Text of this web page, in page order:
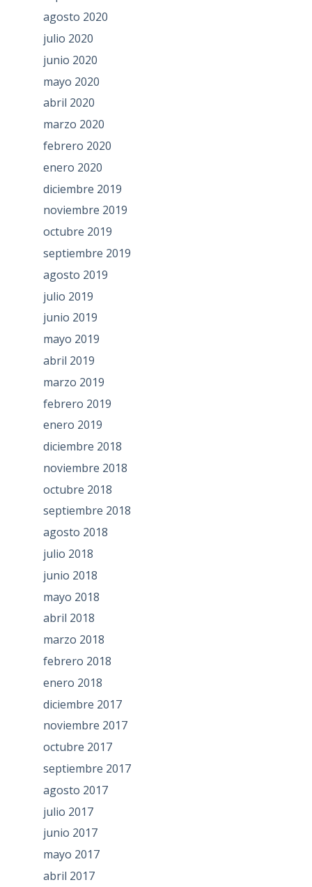
agosto 2020
julio 2020
junio 2020
mayo 2020
abril 2020
marzo 2020
febrero 2020
enero 2020
diciembre 2019
noviembre 2019
octubre 2019
septiembre 2019
agosto 2019
julio 2019
junio 2019
mayo 2019
abril 2019
marzo 2019
febrero 2019
enero 2019
diciembre 2018
noviembre 2018
octubre 2018
septiembre 2018
agosto 2018
julio 2018
junio 2018
mayo 2018
abril 2018
marzo 2018
febrero 2018
enero 2018
diciembre 2017
noviembre 2017
octubre 2017
septiembre 2017
agosto 2017
julio 2017
junio 2017
mayo 2017
abril 2017